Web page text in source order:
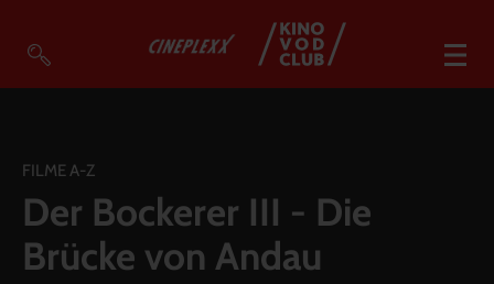
Filmpakete
FILME A-Z
Der Bockerer III - Die
Brücke von Andau